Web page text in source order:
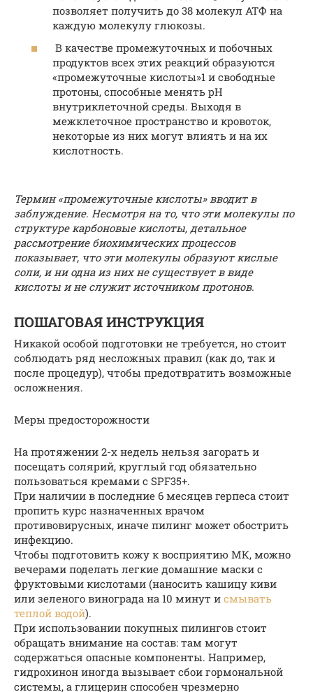
позволяет получить до 38 молекул АТФ на
каждую молекулу глюкозы.
В качестве промежуточных и побочных
продуктов всех этих реакций образуются
«промежуточные кислоты»1 и свободные
протоны, способные менять рН
внутриклеточной среды. Выходя в
межклеточное пространство и кровоток,
некоторые из них могут влиять и на их
кислотность.
Термин «промежуточные кислоты» вводит в
заблуждение. Несмотря на то, что эти молекулы по
структуре карбоновые кислоты, детальное
рассмотрение биохимических процессов
показывает, что эти молекулы образуют кислые
соли, и ни одна из них не существует в виде
кислоты и не служит источником протонов.
ПОШАГОВАЯ ИНСТРУКЦИЯ
Никакой особой подготовки не требуется, но стоит
соблюдать ряд несложных правил (как до, так и
после процедур), чтобы предотвратить возможные
осложнения.
Меры предосторожности
На протяжении 2-х недель нельзя загорать и
посещать солярий, круглый год обязательно
пользоваться кремами с SPF35+.
При наличии в последние 6 месяцев герпеса стоит
пропить курс назначенных врачом
противовирусных, иначе пилинг может обострить
инфекцию.
Чтобы подготовить кожу к восприятию МК, можно
вечерами поделать легкие домашние маски с
фруктовыми кислотами (наносить кашицу киви
или зеленого винограда на 10 минут и смывать
теплой водой).
При использовании покупных пилингов стоит
обращать внимание на состав: там могут
содержаться опасные компоненты. Например,
гидрохинон иногда вызывает сбои гормональной
системы, а глицерин способен чрезмерно